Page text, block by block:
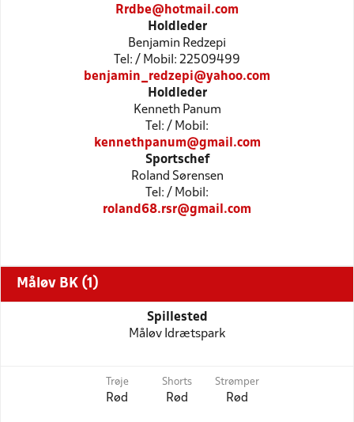
Rrdbe@hotmail.com
Holdleder
Benjamin Redzepi
Tel: / Mobil: 22509499
benjamin_redzepi@yahoo.com
Holdleder
Kenneth Panum
Tel: / Mobil:
kennethpanum@gmail.com
Sportschef
Roland Sørensen
Tel: / Mobil:
roland68.rsr@gmail.com
Måløv BK (1)
Spillested
Måløv Idrætspark
Trøje
Rød
Shorts
Rød
Strømper
Rød